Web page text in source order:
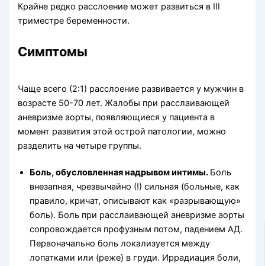
Крайне редко расслоение может развиться в III
триместре беременности.
Симптомы
Чаще всего (2:1) расслоение развивается у мужчин в
возрасте 50-70 лет. Жалобы при расслаивающей
аневризме аорты, появляющиеся у пациента в
момент развития этой острой патологии, можно
разделить на четыре группы.
Боль, обусловленная надрывом интимы. Боль
внезапная, чрезвычайно (!) сильная (больные, как
правило, кричат, описывают как «разрывающую»
боль). Боль при расслаивающей аневризме аорты
сопровождается профузным потом, падением АД.
Первоначально боль локализуется между
лопатками или (реже) в груди. Иррадиация боли,